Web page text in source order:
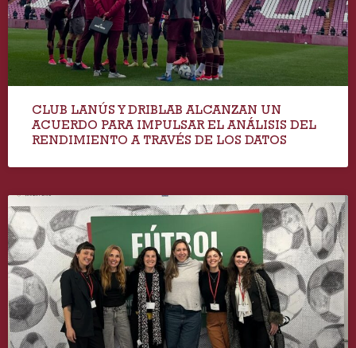
CLUB LANÚS Y DRIBLAB ALCANZAN UN
ACUERDO PARA IMPULSAR EL ANÁLISIS DEL
RENDIMIENTO A TRAVÉS DE LOS DATOS